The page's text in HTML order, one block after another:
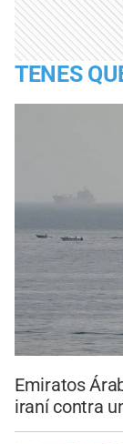
TENES
Emiratos
iraní contra